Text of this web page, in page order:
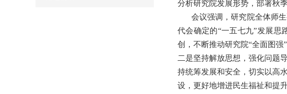
分析研究院发展形势，部署秋
会议强调，研究院全体师
代会确定的“一五七九”发展思
创，不断推动研究院“全面图
二是坚持解放思想，强化问题
持统筹发展和安全，切实以高
设，更好地增进民生福祉和提